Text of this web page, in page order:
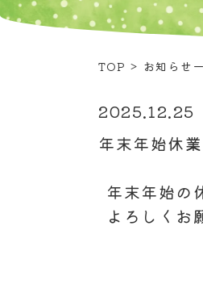
TOP > お知らせ
2025.12.25
年末年始休
年末年始の
よろしくお